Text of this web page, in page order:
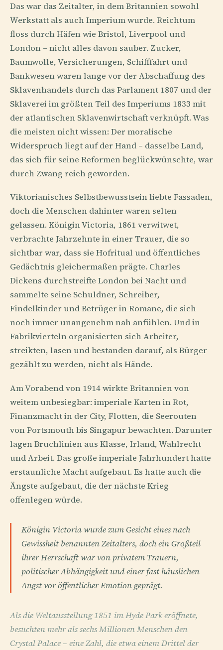
Das war das Zeitalter, in dem Britannien sowohl
Werkstatt als auch Imperium wurde. Reichtum
floss durch Häfen wie Bristol, Liverpool und
London – nicht alles davon sauber. Zucker,
Baumwolle, Versicherungen, Schifffahrt und
Bankwesen waren lange vor der Abschaffung des
Sklavenhandels durch das Parlament 1807 und der
Sklaverei im größten Teil des Imperiums 1833 mit
der atlantischen Sklavenwirtschaft verknüpft. Was
die meisten nicht wissen: Der moralische
Widerspruch liegt auf der Hand – dasselbe Land,
das sich für seine Reformen beglückwünschte, war
durch Zwang reich geworden.
Viktorianisches Selbstbewusstsein liebte Fassaden,
doch die Menschen dahinter waren selten
gelassen. Königin Victoria, 1861 verwitwet,
verbrachte Jahrzehnte in einer Trauer, die so
sichtbar war, dass sie Hofritual und öffentliches
Gedächtnis gleichermaßen prägte. Charles
Dickens durchstreifte London bei Nacht und
sammelte seine Schuldner, Schreiber,
Findelkinder und Betrüger in Romane, die sich
noch immer unangenehm nah anfühlen. Und in
Fabrikvierteln organisierten sich Arbeiter,
streikten, lasen und bestanden darauf, als Bürger
gezählt zu werden, nicht als Hände.
Am Vorabend von 1914 wirkte Britannien von
weitem unbesiegbar: imperiale Karten in Rot,
Finanzmacht in der City, Flotten, die Seerouten
von Portsmouth bis Singapur bewachten. Darunter
lagen Bruchlinien aus Klasse, Irland, Wahlrecht
und Arbeit. Das große imperiale Jahrhundert hatte
erstaunliche Macht aufgebaut. Es hatte auch die
Ängste aufgebaut, die der nächste Krieg
offenlegen würde.
Königin Victoria wurde zum Gesicht eines nach
Gewissheit benannten Zeitalters, doch ein Großteil
ihrer Herrschaft war von privatem Trauern,
politischer Abhängigkeit und einer fast häuslichen
Angst vor öffentlicher Emotion geprägt.
Als die Weltausstellung 1851 im Hyde Park eröffnete,
besuchten mehr als sechs Millionen Menschen den
Crystal Palace – eine Zahl, die etwa einem Drittel der